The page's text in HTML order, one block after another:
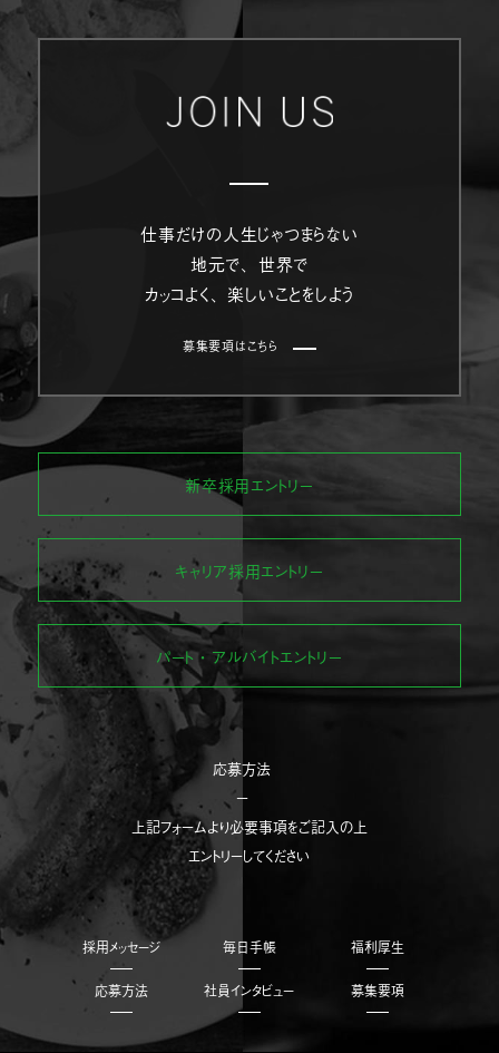
仕事だけの人生じゃつまらない
地元で、世界で
カッコよく、楽しいことをしよう
募集要項はこちら
新卒採用エントリー
キャリア採用エントリー
パート・アルバイトエントリー
応募方法
ー
上記フォームより必要事項をご記入の上
エントリーしてください
採用メッセージ 毎日手帳 福利厚生
応募方法 社員インタビュー 募集要項